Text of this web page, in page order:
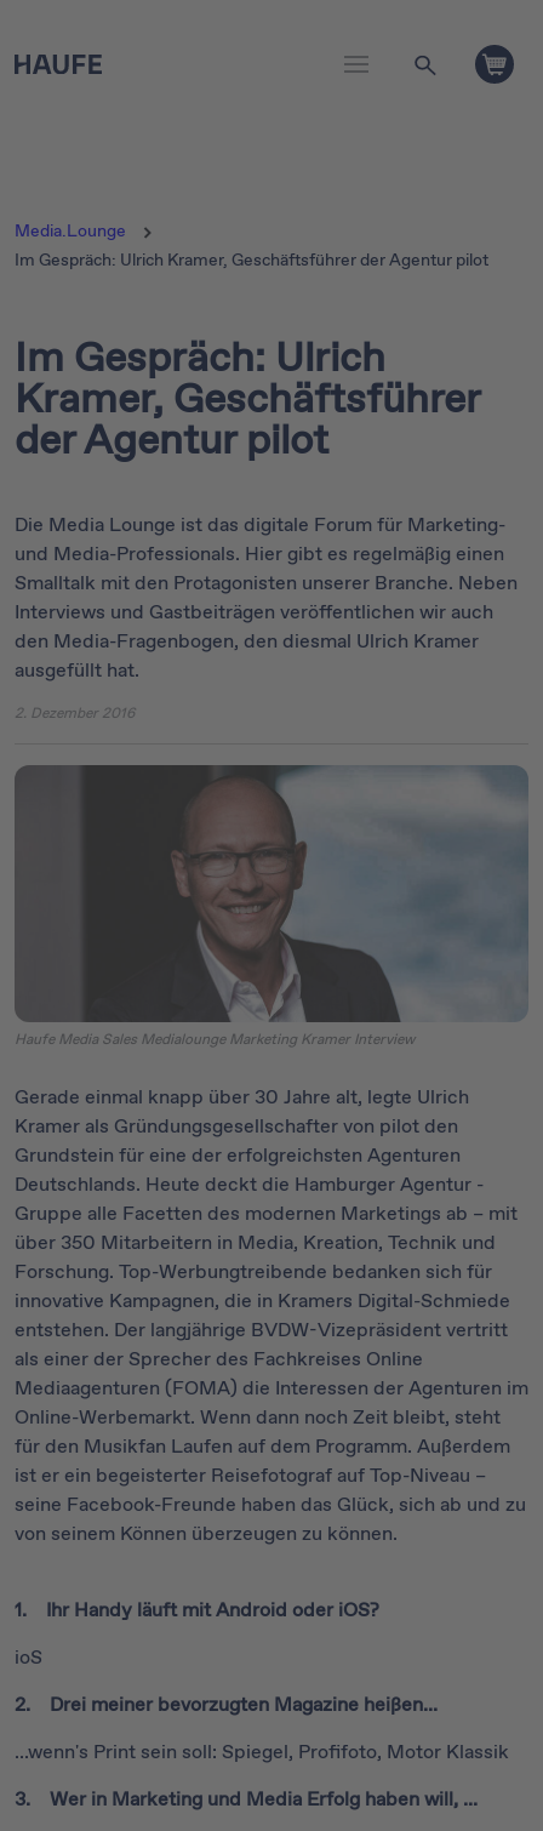
Media.Lounge
Im Gespräch: Ulrich Kramer, Geschäftsführer der Agentur pilot
Im Gespräch: Ulrich
Kramer, Geschäftsführer
der Agentur pilot
Die Media Lounge ist das digitale Forum für Marketing-
und Media-Professionals. Hier gibt es regelmäßig einen
Smalltalk mit den Protagonisten unserer Branche. Neben
Interviews und Gastbeiträgen veröffentlichen wir auch
den Media-Fragenbogen, den diesmal Ulrich Kramer
ausgefüllt hat.
2. Dezember 2016
Haufe Media Sales Medialounge Marketing Kramer Interview
Gerade einmal knapp über 30 Jahre alt, legte Ulrich
Kramer als Gründungsgesellschafter von pilot den
Grundstein für eine der erfolgreichsten Agenturen
Deutschlands. Heute deckt die Hamburger Agentur -
Gruppe alle Facetten des modernen Marketings ab – mit
über 350 Mitarbeitern in Media, Kreation, Technik und
Forschung. Top-Werbungtreibende bedanken sich für
innovative Kampagnen, die in Kramers Digital-Schmiede
entstehen. Der langjährige BVDW-Vizepräsident vertritt
als einer der Sprecher des Fachkreises Online
Mediaagenturen (FOMA) die Interessen der Agenturen im
Online-Werbemarkt. Wenn dann noch Zeit bleibt, steht
für den Musikfan Laufen auf dem Programm. Außerdem
ist er ein begeisterter Reisefotograf auf Top-Niveau –
seine Facebook-Freunde haben das Glück, sich ab und zu
von seinem Können überzeugen zu können.
1. Ihr Handy läuft mit Android oder iOS?
ioS
2. Drei meiner bevorzugten Magazine heißen...
...wenn's Print sein soll: Spiegel, Profifoto, Motor Klassik
3. Wer in Marketing und Media Erfolg haben will, ...